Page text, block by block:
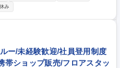
計画の策定、工程・
設計事務所との打ち合わせ ・協力会
環境・魅力】DX化を推進しており、iPa
場での書類作成が可能です。また、工
制が整っており、残業抑制に繋がって
管理）数千万～数十億円規模の多彩な
施設多数
み
ー/未経験歓迎/社員登用制度
帯ショップ販売/フロアスタッ